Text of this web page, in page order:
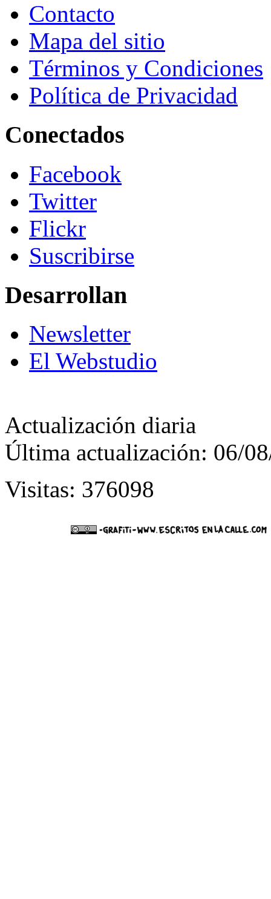
Contacto
Mapa del sitio
Términos y Condiciones
Política de Privacidad
Conectados
Facebook
Twitter
Flickr
Suscribirse
Desarrollan
Newsletter
El Webstudio
Actualización diaria
Última actualización: 06/
Visitas: 376098